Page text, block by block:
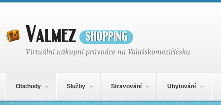
Valmezshopping
Virtuální nákupní průvodce na Valašskomeziříčsku
Obchody Služby Stravování Ubytování